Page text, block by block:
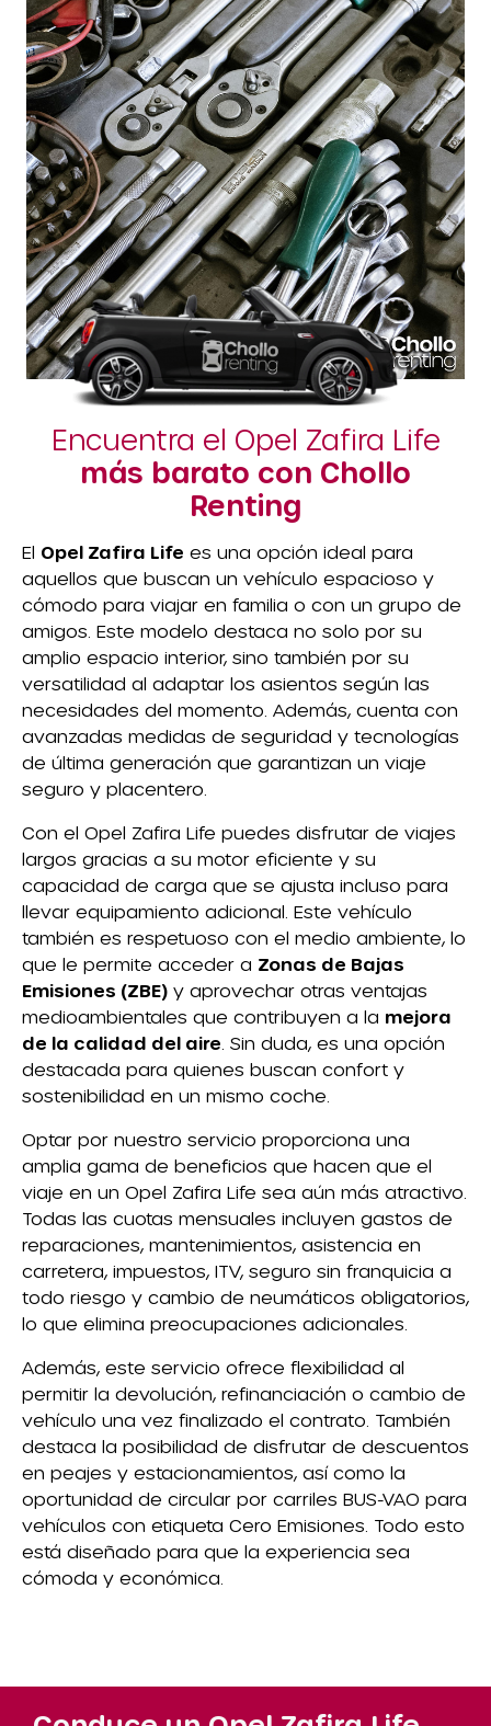
Encuentra el Opel Zafira Life
más barato con Chollo
Renting
El Opel Zafira Life es una opción ideal para
aquellos que buscan un vehículo espacioso y
cómodo para viajar en familia o con un grupo de
amigos. Este modelo destaca no solo por su
amplio espacio interior, sino también por su
versatilidad al adaptar los asientos según las
necesidades del momento. Además, cuenta con
avanzadas medidas de seguridad y tecnologías
de última generación que garantizan un viaje
seguro y placentero.
Con el Opel Zafira Life puedes disfrutar de viajes
largos gracias a su motor eficiente y su
capacidad de carga que se ajusta incluso para
llevar equipamiento adicional. Este vehículo
también es respetuoso con el medio ambiente, lo
que le permite acceder a Zonas de Bajas
Emisiones (ZBE) y aprovechar otras ventajas
medioambientales que contribuyen a la mejora
de la calidad del aire . Sin duda, es una opción
destacada para quienes buscan confort y
sostenibilidad en un mismo coche.
Optar por nuestro servicio proporciona una
amplia gama de beneficios que hacen que el
viaje en un Opel Zafira Life sea aún más atractivo.
Todas las cuotas mensuales incluyen gastos de
reparaciones, mantenimientos, asistencia en
carretera, impuestos, ITV, seguro sin franquicia a
todo riesgo y cambio de neumáticos obligatorios,
lo que elimina preocupaciones adicionales.
Además, este servicio ofrece flexibilidad al
permitir la devolución, refinanciación o cambio de
vehículo una vez finalizado el contrato. También
destaca la posibilidad de disfrutar de descuentos
en peajes y estacionamientos, así como la
oportunidad de circular por carriles BUS-VAO para
vehículos con etiqueta Cero Emisiones. Todo esto
está diseñado para que la experiencia sea
cómoda y económica.